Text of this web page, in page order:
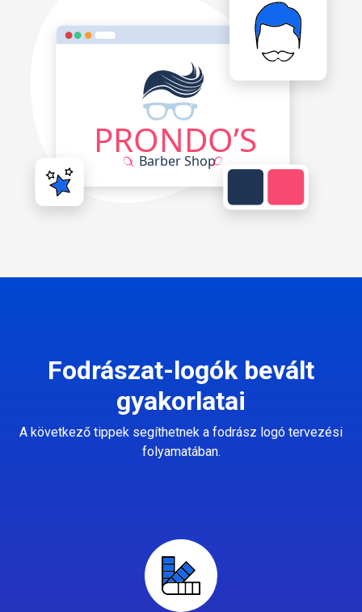
Fodrászat-logók bevált
gyakorlatai
A következő tippek segíthetnek a fodrász logó tervezési
folyamatában.